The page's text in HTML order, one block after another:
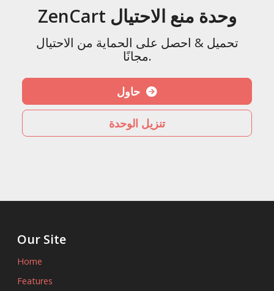
ZenCart وحدة منع الاحتيال
تحميل & احصل على الحماية من الاحتيال
مجانًا.
تنزيل الوحدة
Our Site
Home
Features